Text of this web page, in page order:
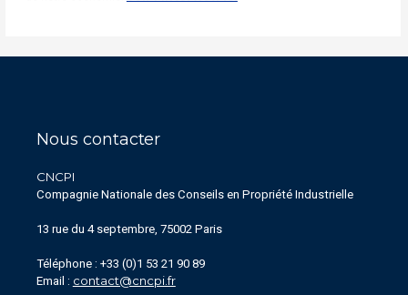
Nous contacter
CNCPI
Compagnie Nationale des Conseils en Propriété Industrielle
13 rue du 4 septembre, 75002 Paris
Téléphone : +33 (0)1 53 21 90 89
Email : contact@cncpi.fr